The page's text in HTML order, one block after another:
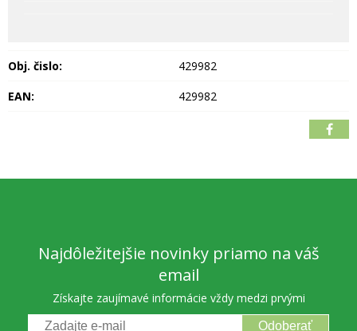
Obj. čislo:
429982
EAN:
429982
Najdôležitejšie novinky priamo na váš
email
Získajte zaujímavé informácie vždy medzi prvými
Odoberať